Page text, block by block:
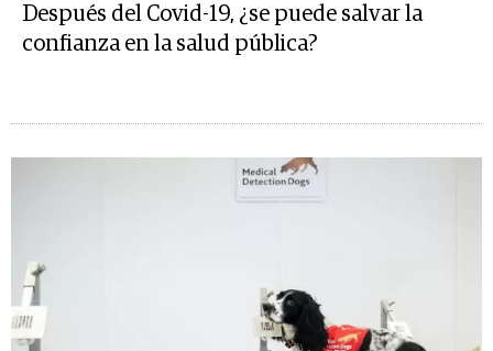
Después del Covid-19, ¿se puede salvar la
confianza en la salud pública?